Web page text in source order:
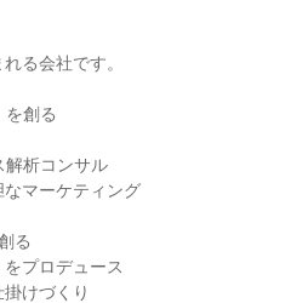
る会社です。
を創る
解析コンサル
なマーケティング
る
プロデュース
けづくり